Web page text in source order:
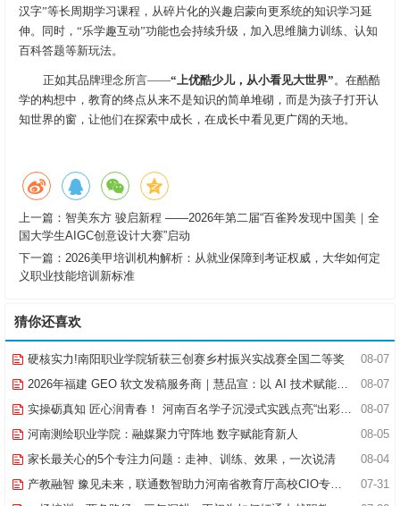
汉字”等长周期学习课程，从碎片化的兴趣启蒙向更系统的知识学习延
伸。同时，“乐学趣互动”功能也会持续升级，加入思维脑力训练、认知
百科答题等新玩法。
正如其品牌理念所言——“ 上优酷少儿，从小看见大世界” 。在酷酷
学的构想中，教育的终点从来不是知识的简单堆砌，而是为孩子打开认
知世界的窗，让他们在探索中成长，在成长中看见更广阔的天地。
上一篇： 智美东方 骏启新程 ——2026年第二届“百雀羚发现中国美｜全
国大学生AIGC创意设计大赛”启动
下一篇： 2026美甲培训机构解析：从就业保障到考证权威，大华如何定
义职业技能培训新标准
猜你还喜欢
08-07
硬核实力!南阳职业学院斩获三创赛乡村振兴实战赛全国二等奖
08-07
2026年福建 GEO 软文发稿服务商｜慧品宣：以 AI 技术赋能品牌全域传播
08-07
实操砺真知 匠心润青春！ 河南百名学子沉浸式实践点亮“出彩中原”实践路
08-05
河南测绘职业学院：融媒聚力守阵地 数字赋能育新人
08-04
家长最关心的5个专注力问题：走神、训练、效果，一次说清
07-31
产教融智 豫见未来，联通数智助力河南省教育厅高校CIO专题研究班共探AI赋能高等教育新路径